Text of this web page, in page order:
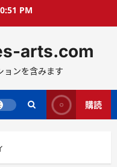
PM
arts.com
ョンを含みます
購読